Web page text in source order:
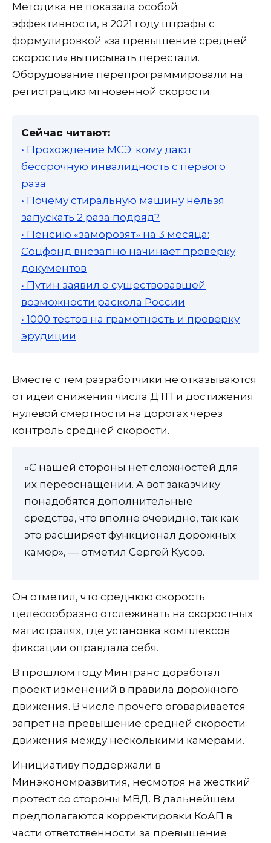
Методика не показала особой
эффективности, в 2021 году штрафы с
формулировкой «за превышение средней
скорости» выписывать перестали.
Оборудование перепрограммировали на
регистрацию мгновенной скорости.
Сейчас читают:
• Прохождение МСЭ: кому дают
бессрочную инвалидность с первого
раза
• Почему стиральную машину нельзя
запускать 2 раза подряд?
• Пенсию «заморозят» на 3 месяца:
Соцфонд внезапно начинает проверку
документов
• Путин заявил о существовавшей
возможности раскола России
• 1000 тестов на грамотность и проверку
эрудиции
Вместе с тем разработчики не отказываются
от идеи снижения числа ДТП и достижения
нулевой смертности на дорогах через
контроль средней скорости.
«С нашей стороны нет сложностей для
их переоснащении. А вот заказчику
понадобятся дополнительные
средства, что вполне очевидно, так как
это расширяет функционал дорожных
камер», — отметил Сергей Кусов.
Он отметил, что среднюю скорость
целесообразно отслеживать на скоростных
магистралях, где установка комплексов
фиксации оправдала себя.
В прошлом году Минтранс доработал
проект изменений в правила дорожного
движения. В числе прочего оговаривается
запрет на превышение средней скорости
движения между несколькими камерами.
Инициативу поддержали в
Минэкономразвития, несмотря на жесткий
протест со стороны МВД. В дальнейшем
предполагаются корректировки КоАП в
части ответственности за превышение